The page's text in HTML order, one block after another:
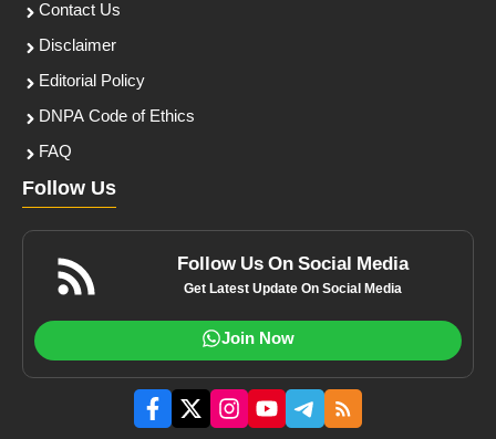
Contact Us
Disclaimer
Editorial Policy
DNPA Code of Ethics
FAQ
Follow Us
Follow Us On Social Media
Get Latest Update On Social Media
Join Now